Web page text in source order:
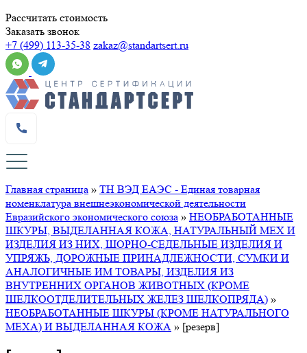
Рассчитать стоимость
Заказать звонок
+7 (499) 113-35-38 zakaz@standartsert.ru
Главная страница » ТН ВЭД ЕАЭС - Единая товарная
номенклатура внешнеэкономической деятельности
Евразийского экономического союза » НЕОБРАБОТАННЫЕ
ШКУРЫ, ВЫДЕЛАННАЯ КОЖА, НАТУРАЛЬНЫЙ МЕХ И
ИЗДЕЛИЯ ИЗ НИХ, ШОРНО-СЕДЕЛЬНЫЕ ИЗДЕЛИЯ И
УПРЯЖЬ, ДОРОЖНЫЕ ПРИНАДЛЕЖНОСТИ, СУМКИ И
АНАЛОГИЧНЫЕ ИМ ТОВАРЫ, ИЗДЕЛИЯ ИЗ
ВНУТРЕННИХ ОРГАНОВ ЖИВОТНЫХ (КРОМЕ
ШЕЛКООТДЕЛИТЕЛЬНЫХ ЖЕЛЕЗ ШЕЛКОПРЯДА) »
НЕОБРАБОТАННЫЕ ШКУРЫ (КРОМЕ НАТУРАЛЬНОГО
МЕХА) И ВЫДЕЛАННАЯ КОЖА » [резерв]